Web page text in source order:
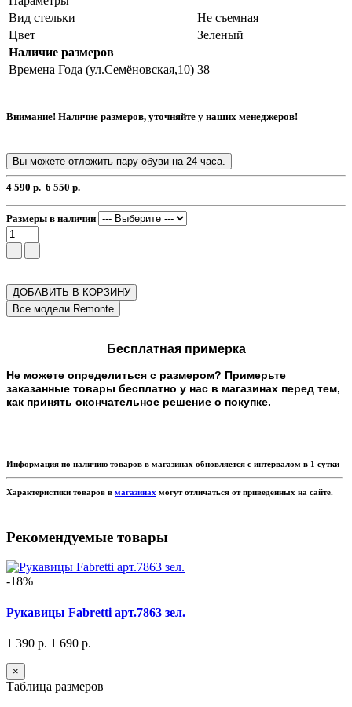
Вид стельки
Не съемная
Цвет
Зеленый
Наличие размеров
Времена Года (ул.Семёновская,10) 38
Внимание! Наличие размеров, уточняйте у наших менеджеров!
Вы можете отложить пару обуви на 24 часа.
4 590 р. 6 550 р.
Размеры в наличии
ДОБАВИТЬ В КОРЗИНУ
Бесплатная примерка
Не можете определиться с размером? Примерьте
заказанные товары бесплатно у нас в магазинах перед тем,
как принять окончательное решение о покупке.
Информация по наличию товаров в магазинах обновляется с интервалом в 1 сутки
Характеристики товаров в магазинах могут отличаться от приведенных на сайте.
Рекомендуемые товары
-18%
Рукавицы Fabretti арт.7863 зел.
1 390 р. 1 690 р.
×
Таблица размеров